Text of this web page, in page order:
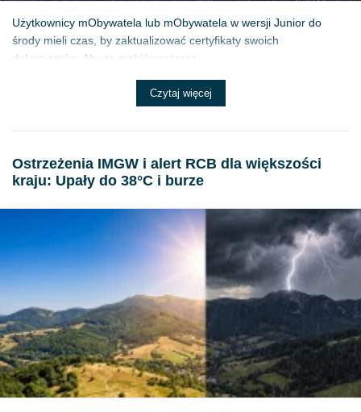
Użytkownicy mObywatela lub mObywatela w wersji Junior do
środy mieli czas, by zaktualizować certyfikaty swoich
dokumentów. Aby to zrobić wystarcz...
Czytaj więcej
Ostrzeżenia IMGW i alert RCB dla większości
kraju: Upały do 38°C i burze